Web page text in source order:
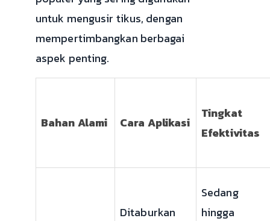
untuk mengusir tikus, dengan
mempertimbangkan berbagai
aspek penting.
Bahan Alami Cara Aplikasi
Tingkat
Efektivitas
Ditaburkan
Sedang
hingga